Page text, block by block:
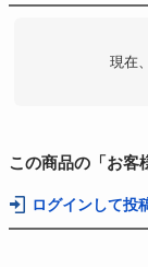
現在
この商品の「お客
ログインして投